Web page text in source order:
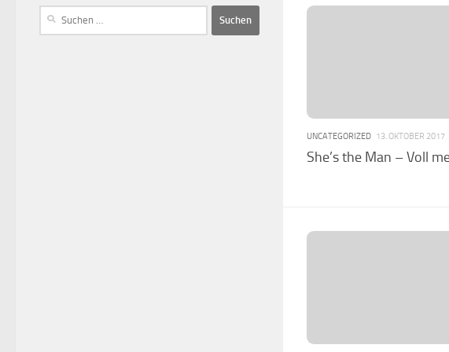
UNCATEGORIZED 13. OKTOBER 2017
She’s the Man – Voll